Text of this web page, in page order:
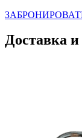
Доставка и